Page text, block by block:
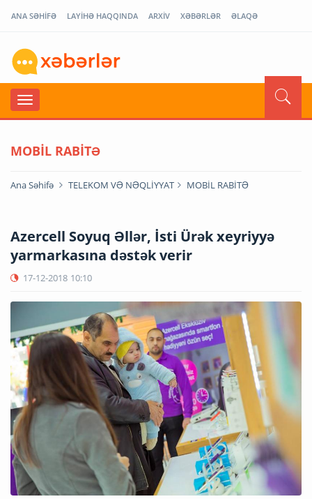
ANA SƏHİFƏ LAYİHƏ HAQQINDA ARXİV XƏBƏRLƏR ƏLAQƏ
MOBİL RABİTƏ
Ana Səhifə TELEKOM VƏ NƏQLİYYAT MOBİL RABİTƏ
Azercell Soyuq Əllər, İsti Ürək xeyriyyə
yarmarkasına dəstək verir
17-12-2018 10:10